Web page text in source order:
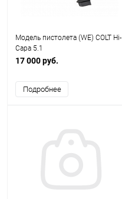
Модель пистолета (WE) COLT Hi-
Capa 5.1
17 000 руб.
Подробнее